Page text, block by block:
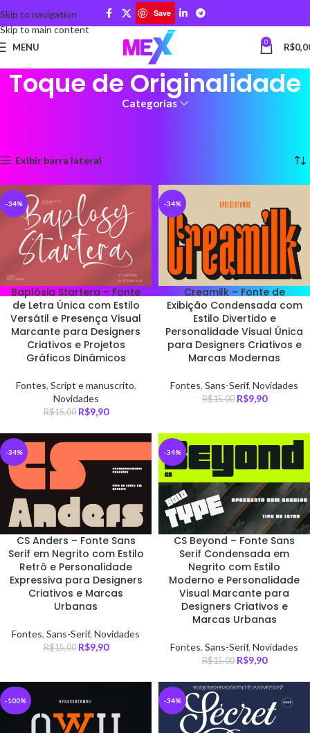
Skip to navigation
Skip to main content
Save
MENU 0 R$
Toque de Originalidade
Categorias
Exibir barra lateral
-34%
Baplósia Startera – Fonte
de Letra Única com Estilo
Versátil e Presença Visual
Marcante para Designers
Criativos e Projetos
Gráficos Dinâmicos
Fontes, Script e manuscrito,
Novidades
R$15,00 R$9,90
-34%
Creamilk – Fonte de
Exibição Condensada com
Estilo Divertido e
Personalidade Visual Única
para Designers Criativos e
Marcas Modernas
Fontes, Sans-Serif, Novidades
R$15,00 R$9,90
-34%
CS Anders – Fonte Sans
Serif em Negrito com Estilo
Retrô e Personalidade
Expressiva para Designers
Criativos e Marcas
Urbanas
Fontes, Sans-Serif, Novidades
R$15,00 R$9,90
-34%
CS Beyond – Fonte Sans
Serif Condensada em
Negrito com Estilo
Moderno e Personalidade
Visual Marcante para
Designers Criativos e
Marcas Urbanas
Fontes, Sans-Serif, Novidades
R$15,00 R$9,90
-100% -34%